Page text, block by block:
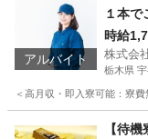
アルバイト
１本
時給
株式会
栃木県
＜高月収・即入寮可能：
工場
【待